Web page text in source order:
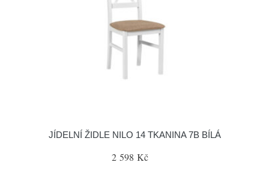
JÍDELNÍ ŽIDLE NILO 14 TKANINA 7B BÍLÁ
2 598 Kč